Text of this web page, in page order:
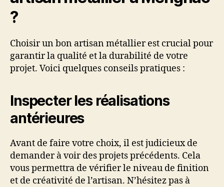
?
Choisir un bon artisan métallier est crucial pour
garantir la qualité et la durabilité de votre
projet. Voici quelques conseils pratiques :
Inspecter les réalisations
antérieures
Avant de faire votre choix, il est judicieux de
demander à voir des projets précédents. Cela
vous permettra de vérifier le niveau de finition
et de créativité de l’artisan. N’hésitez pas à